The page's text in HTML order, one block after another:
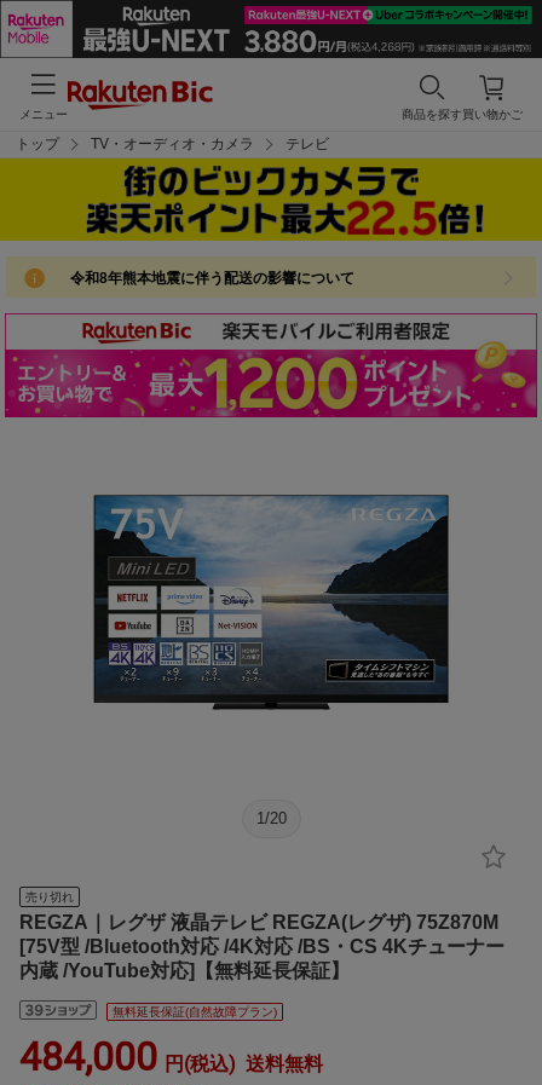
買い物かご
商品を探す
メニュー
トップ TV・オーディオ・カメラ テレビ
令和8年熊本地震に伴う配送の影響について
1 /20
売り切れ
REGZA｜レグザ 液晶テレビ REGZA(レグザ) 75Z870M
[75V型 /Bluetooth対応 /4K対応 /BS・CS 4Kチューナー
内蔵 /YouTube対応]【無料延長保証】
無料延長保証(自然故障プラン)
484,000 円(税込) 送料無料